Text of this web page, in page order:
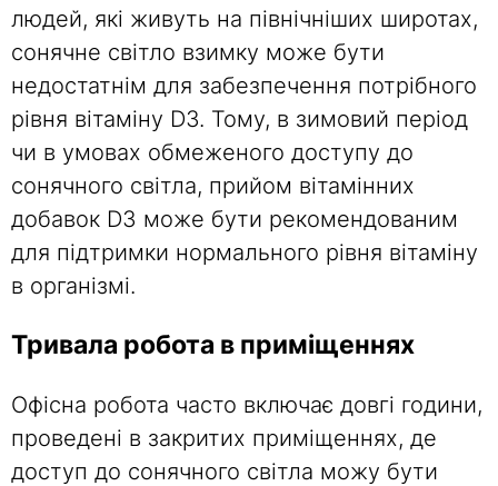
людей, які живуть на північніших широтах,
сонячне світло взимку може бути
недостатнім для забезпечення потрібного
рівня вітаміну D3. Тому, в зимовий період
чи в умовах обмеженого доступу до
сонячного світла, прийом вітамінних
добавок D3 може бути рекомендованим
для підтримки нормального рівня вітаміну
в організмі.
Тривала робота в приміщеннях
Офісна робота часто включає довгі години,
проведені в закритих приміщеннях, де
доступ до сонячного світла можу бути